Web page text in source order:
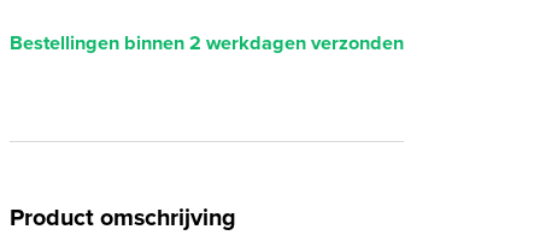
Bestellingen binnen 2 werkdagen verzonden
Product omschrijving